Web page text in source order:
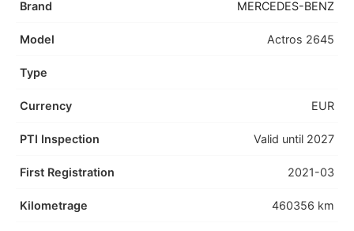
Brand MERCEDES-BENZ
Model Actros 2645
Type
Currency EUR
PTI Inspection Valid until 2027
First Registration 2021-03
Kilometrage 460356 km